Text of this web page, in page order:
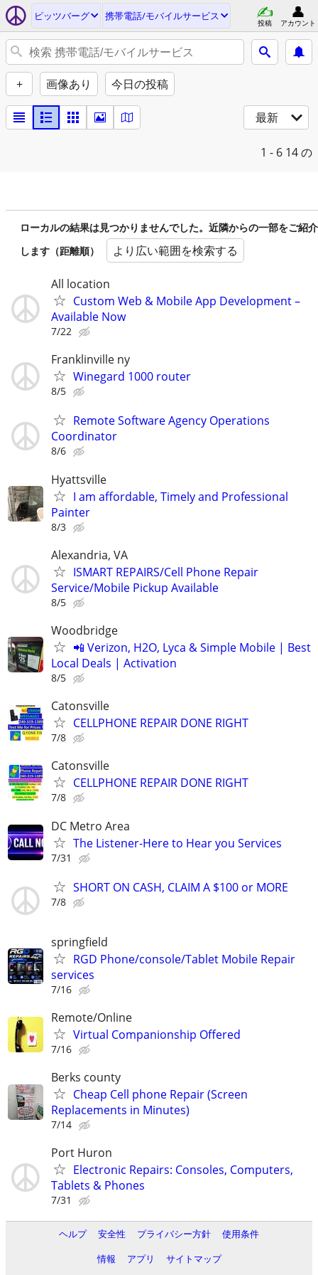
ピッツバーグ 携帯電話/モバイルサービス
投稿 アカウント
+ 画像あり 今日の投稿
最新
1 - 6 14 の
ローカルの結果は見つかりませんでした。近隣からの一部をご紹介
します（距離順）
より広い範囲を検索する
All location
Custom Web & Mobile App Development –
Available Now
7/22
Franklinville ny
Winegard 1000 router
8/5
Remote Software Agency Operations
Coordinator
8/6
Hyattsville
I am affordable, Timely and Professional
Painter
8/3
Alexandria, VA
ISMART REPAIRS/Cell Phone Repair
Service/Mobile Pickup Available
8/5
Woodbridge
📲 Verizon, H2O, Lyca & Simple Mobile | Best
Local Deals | Activation
8/5
Catonsville
CELLPHONE REPAIR DONE RIGHT
7/8
Catonsville
CELLPHONE REPAIR DONE RIGHT
7/8
DC Metro Area
The Listener-Here to Hear you Services
7/31
SHORT ON CASH, CLAIM A $100 or MORE
7/8
springfield
RGD Phone/console/Tablet Mobile Repair
services
7/16
Remote/Online
Virtual Companionship Offered
7/16
Berks county
Cheap Cell phone Repair (Screen
Replacements in Minutes)
7/14
Port Huron
Electronic Repairs: Consoles, Computers,
Tablets & Phones
7/31
ヘルプ 安全性 プライバシー方針
使用条件
情報
アプリ サイトマップ